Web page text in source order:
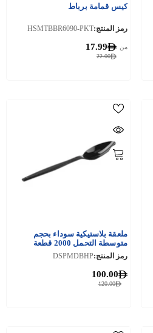
كيس قمامة برباط
رمز المنتج:HSMTBBR6090-PKT
22.00
من 17.99
ملعقة بلاستيكية سوداء بحجم
متوسطة التحمل 2000 قطعة
رمز المنتج:DSPMDBHP
120.00
100.00